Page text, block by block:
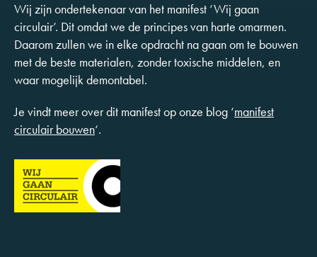
Wij zijn ondertekenaar van het manifest ‘Wij gaan
circulair’. Dit omdat we de principes van harte omarmen.
Daarom zullen we in elke opdracht na gaan om te bouwen
met de beste materialen, zonder toxische middelen, en
waar mogelijk demontabel.
Je vindt meer over dit manifest op onze blog ‘manifest
circulair bouwen‘.